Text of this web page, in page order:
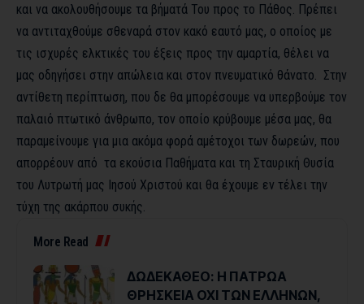
και να ακολουθήσουμε τα βήματά Του προς το Πάθος. Πρέπει
να αντιταχθούμε σθεναρά στον κακό εαυτό μας, ο οποίος με
τις ισχυρές ελκτικές του έξεις προς την αμαρτία, θέλει να
μας οδηγήσει στην απώλεια και στον πνευματικό θάνατο. Στην
αντίθετη περίπτωση, που δε θα μπορέσουμε να υπερβούμε τον
παλαιό πτωτικό άνθρωπο, τον οποίο κρύβουμε μέσα μας, θα
παραμείνουμε για μια ακόμα φορά αμέτοχοι των δωρεών, που
απορρέουν από τα εκούσια Παθήματα και τη Σταυρική Θυσία
του Λυτρωτή μας Ιησού Χριστού και θα έχουμε εν τέλει την
τύχη της ακάρπου συκής.
More Read
ΔΩΔΕΚΑΘΕΟ: Η ΠΑΤΡΩΑ
ΘΡΗΣΚΕΙΑ ΟΧΙ ΤΩΝ ΕΛΛΗΝΩΝ,